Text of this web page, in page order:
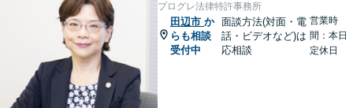
プログレ法律特許事務所
田辺市 か
らも相談
受付中
面談方法(対面・電
話・ビデオなど)は
応相談
営業時
間：本日
定休日